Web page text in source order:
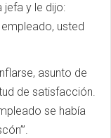
jefa y le dijo:
usted
asunto de
de satisfacción.
se había